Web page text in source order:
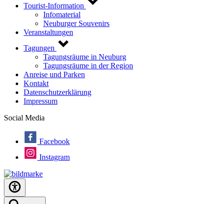
Tourist-Information
Infomaterial
Neuburger Souvenirs
Veranstaltungen
Tagungen
Tagungsräume in Neuburg
Tagungsräume in der Region
Anreise und Parken
Kontakt
Datenschutzerklärung
Impressum
Social Media
Facebook
Instagram